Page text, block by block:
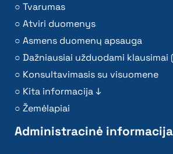
Tvarumas
Atviri duomenys
Asmens duomenų apsauga
Dažniausiai užduodami klausimai
Konsultavimasis su visuomene
Kita informacija ↓
Žemėlapiai
Administracinė informacija